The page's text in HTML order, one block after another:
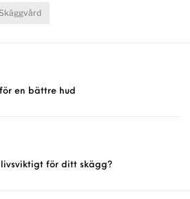
en bättre hud
för ditt skägg?